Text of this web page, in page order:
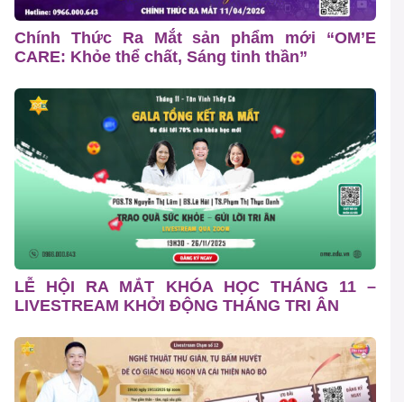
Chính Thức Ra Mắt sản phẩm mới “OM’E
CARE: Khỏe thể chất, Sáng tinh thần”
LỄ HỘI RA MẮT KHÓA HỌC THÁNG 11 –
LIVESTREAM KHỞI ĐỘNG THÁNG TRI ÂN